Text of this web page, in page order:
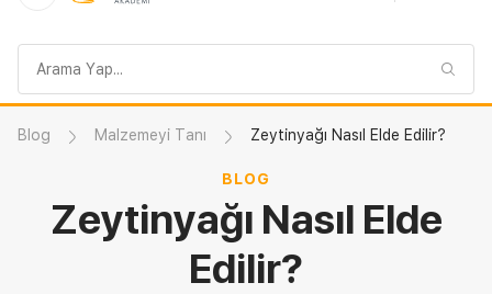
sorgusu
Blog Malzemeyi Tanı Zeytinyağı Nasıl Elde Edilir?
BLOG
Zeytinyağı Nasıl Elde
Edilir?